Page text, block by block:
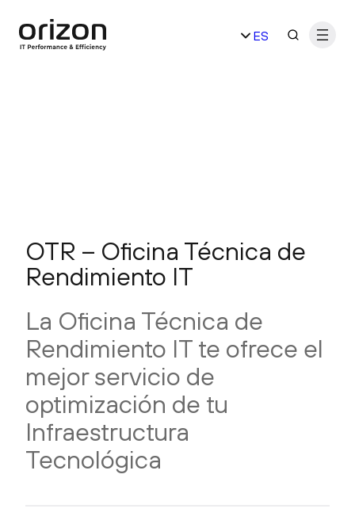
ES
OTR – Oficina Técnica de
Rendimiento IT
La Oficina Técnica de
Rendimiento IT te ofrece el
mejor servicio de
optimización de tu
Infraestructura
Tecnológica